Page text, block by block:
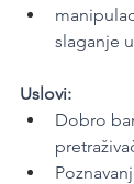
slaganje
Uslovi:
Dobro